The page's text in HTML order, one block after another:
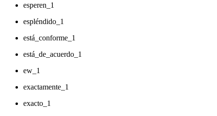
esperen_1
espléndido_1
está_conforme_1
está_de_acuerdo_1
ew_1
exactamente_1
exacto_1